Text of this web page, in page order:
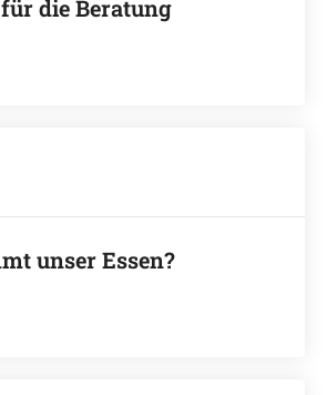
die Beratung
unser Essen?